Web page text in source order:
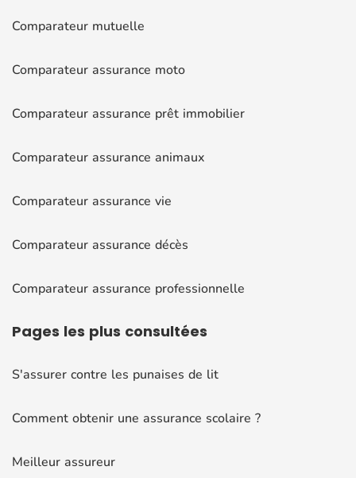
Comparateur mutuelle
Comparateur assurance moto
Comparateur assurance prêt immobilier
Comparateur assurance animaux
Comparateur assurance vie
Comparateur assurance décès
Comparateur assurance professionnelle
Pages les plus consultées
S'assurer contre les punaises de lit
Comment obtenir une assurance scolaire ?
Meilleur assureur